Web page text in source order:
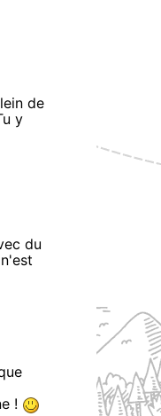
de
y
du
!